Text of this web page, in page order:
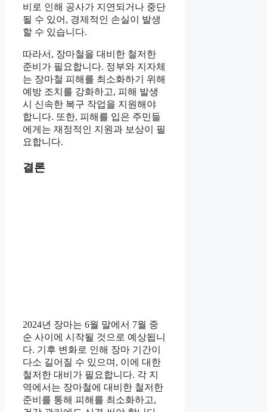
비로 인해 공사가 지연되거나 중단
될 수 있어, 경제적인 손실이 발생
할 수 있습니다.
따라서, 장마철을 대비한 철저한
준비가 필요합니다. 정부와 지자체
는 장마철 피해를 최소화하기 위해
예방 조치를 강화하고, 피해 발생
시 신속한 복구 작업을 지원해야
합니다. 또한, 피해를 입은 주민들
에게는 재정적인 지원과 보상이 필
요합니다.
결론
2024년 장마는 6월 말에서 7월 중
순 사이에 시작될 것으로 예상됩니
다. 기후 변화로 인해 장마 기간이
다소 길어질 수 있으며, 이에 대한
철저한 대비가 필요합니다. 각 지
역에서는 장마철에 대비한 철저한
준비를 통해 피해를 최소화하고,